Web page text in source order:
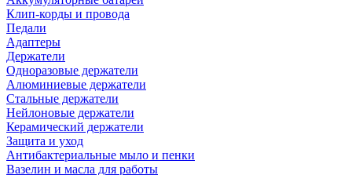
Клип-корды и провода
Педали
Адаптеры
Держатели
Одноразовые держатели
Алюминиевые держатели
Стальные держатели
Нейлоновые держатели
Керамический держатели
Защита и уход
Антибактериальные мыло и пенки
Вазелин и масла для работы